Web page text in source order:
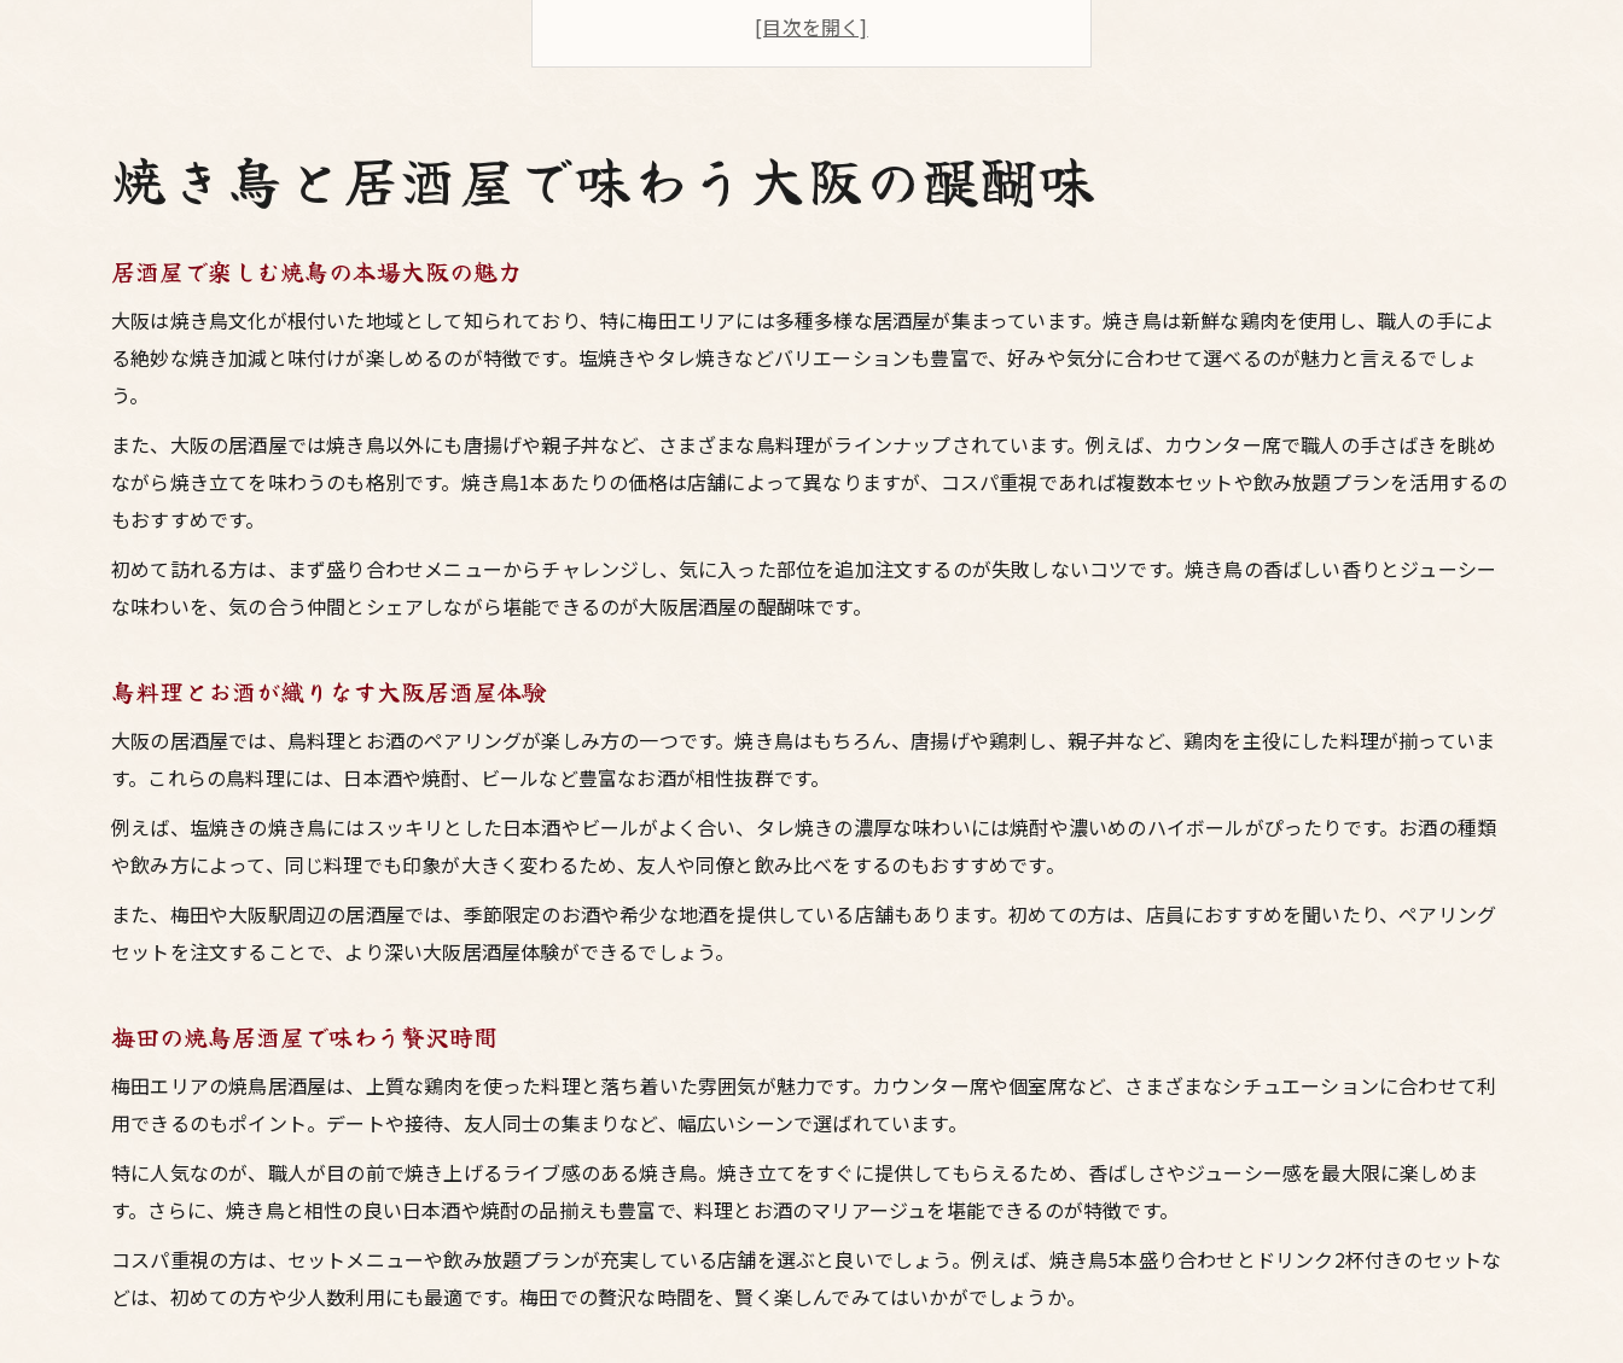
梅田の焼鳥居酒屋で味わう贅沢時間
大阪の居酒屋で鳥料理とお酒を満喫
鳥料理とお酒の最高の組み合わせ方
梅田居酒屋でお酒と焼鳥を味わう秘訣
焼き鳥とお酒の相性を楽しむ大阪流
梅田居酒屋でコスパ良く焼鳥を楽しむ方法
お酒も楽しめる大阪のコスパ重視居酒屋
居酒屋選びでコスパを見抜くチェック法
大阪で焼鳥とお酒を安く味わうポイント
大阪焼き鳥居酒屋で賢く節約する方法
梅田で鳥料理とお酒を安く楽しむ裏技
焼鳥とお酒をお得に楽しむ居酒屋活用術
居酒屋で焼き鳥とお酒を満喫するコツ
居酒屋で選ぶべき大阪名物鳥料理の魅力
大阪居酒屋で外せない鳥料理とお酒
焼き鳥とお酒で楽しむ名物鳥料理の魅力
大阪居酒屋で人気の鳥料理とお酒を満喫
梅田の焼鳥でお酒も予算も満足するコツ
梅田居酒屋で焼鳥とお酒を賢く楽しむ秘訣
予算内で満足する焼鳥とお酒の選び方
大阪焼き鳥居酒屋でコスパを高める方法
焼き鳥と居酒屋で味わう大阪の醍醐味
居酒屋で楽しむ焼鳥の本場大阪の魅力
大阪は焼き鳥文化が根付いた地域として知られており、特に梅田エリアには多種多様な居酒屋が集まっています。焼き鳥は新鮮な鶏肉を使用し、職人の手によ
る絶妙な焼き加減と味付けが楽しめるのが特徴です。塩焼きやタレ焼きなどバリエーションも豊富で、好みや気分に合わせて選べるのが魅力と言えるでしょ
う。
また、大阪の居酒屋では焼き鳥以外にも唐揚げや親子丼など、さまざまな鳥料理がラインナップされています。例えば、カウンター席で職人の手さばきを眺め
ながら焼き立てを味わうのも格別です。焼き鳥1本あたりの価格は店舗によって異なりますが、コスパ重視であれば複数本セットや飲み放題プランを活用するの
もおすすめです。
初めて訪れる方は、まず盛り合わせメニューからチャレンジし、気に入った部位を追加注文するのが失敗しないコツです。焼き鳥の香ばしい香りとジューシー
な味わいを、気の合う仲間とシェアしながら堪能できるのが大阪居酒屋の醍醐味です。
鳥料理とお酒が織りなす大阪居酒屋体験
大阪の居酒屋では、鳥料理とお酒のペアリングが楽しみ方の一つです。焼き鳥はもちろん、唐揚げや鶏刺し、親子丼など、鶏肉を主役にした料理が揃っていま
す。これらの鳥料理には、日本酒や焼酎、ビールなど豊富なお酒が相性抜群です。
例えば、塩焼きの焼き鳥にはスッキリとした日本酒やビールがよく合い、タレ焼きの濃厚な味わいには焼酎や濃いめのハイボールがぴったりです。お酒の種類
や飲み方によって、同じ料理でも印象が大きく変わるため、友人や同僚と飲み比べをするのもおすすめです。
また、梅田や大阪駅周辺の居酒屋では、季節限定のお酒や希少な地酒を提供している店舗もあります。初めての方は、店員におすすめを聞いたり、ペアリング
セットを注文することで、より深い大阪居酒屋体験ができるでしょう。
梅田の焼鳥居酒屋で味わう贅沢時間
梅田エリアの焼鳥居酒屋は、上質な鶏肉を使った料理と落ち着いた雰囲気が魅力です。カウンター席や個室席など、さまざまなシチュエーションに合わせて利
用できるのもポイント。デートや接待、友人同士の集まりなど、幅広いシーンで選ばれています。
特に人気なのが、職人が目の前で焼き上げるライブ感のある焼き鳥。焼き立てをすぐに提供してもらえるため、香ばしさやジューシー感を最大限に楽しめま
す。さらに、焼き鳥と相性の良い日本酒や焼酎の品揃えも豊富で、料理とお酒のマリアージュを堪能できるのが特徴です。
コスパ重視の方は、セットメニューや飲み放題プランが充実している店舗を選ぶと良いでしょう。例えば、焼き鳥5本盛り合わせとドリンク2杯付きのセットな
どは、初めての方や少人数利用にも最適です。梅田での贅沢な時間を、賢く楽しんでみてはいかがでしょうか。